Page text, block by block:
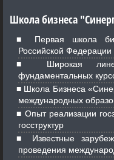
Школа бизнеса
Первая школа
Российской Федерации
Широкая
фундаментальных
Школа Бизнеса
международных
Опыт реализации
госструктур
Известные
проведения